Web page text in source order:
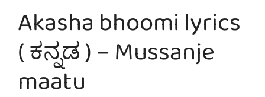
Akasha bhoomi lyrics
( ಕನ್ನಡ ) – Mussanje